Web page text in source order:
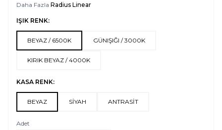
Daha Fazla Radius Linear
IŞIK RENK:
BEYAZ / 6500K GÜNIŞIĞI / 3000K
KIRIK BEYAZ / 4000K
KASA RENK:
BEYAZ SİYAH ANTRASİT
Adet